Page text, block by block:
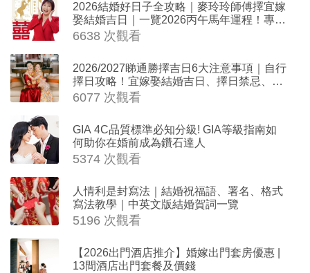
2026結婚好日子全攻略｜麥玲玲師傅擇宜嫁
娶結婚吉日｜一覽2026丙午馬年運程！專業
擇日結婚+避開沖煞生肖指南
6638 次觀看
2026/2027睇通勝擇吉日6大注意事項｜自行
擇日攻略！宜嫁娶結婚吉日、擇日禁忌、相
沖生肖一覽
6077 次觀看
GIA 4C品質標準必知分級! GIA等級指南如
何助你在婚前成為鑽石達人
5374 次觀看
人情利是封寫法｜結婚祝福語、署名、格式
寫法教學｜中英文版結婚賀詞一覽
5196 次觀看
【2026出門酒店推介】婚嫁出門套房優惠 |
13間酒店出門套餐及價錢